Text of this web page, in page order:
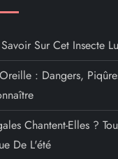
Sur Cet Insecte
: Dangers,
Chantent-Elles ?
De L'été